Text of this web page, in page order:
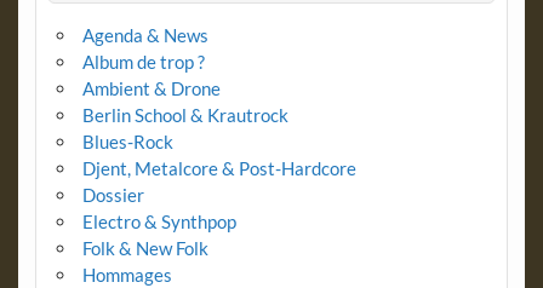
Agenda & News
Album de trop ?
Ambient & Drone
Berlin School & Krautrock
Blues-Rock
Djent, Metalcore & Post-Hardcore
Dossier
Electro & Synthpop
Folk & New Folk
Hommages